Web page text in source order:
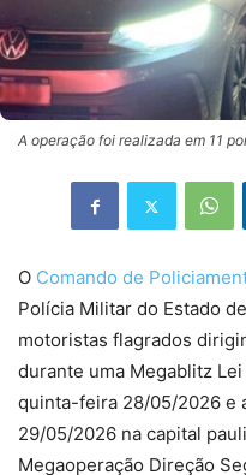
A operação foi realizada em 11
O Comando de
Polícia Militar do Estado
motoristas flagrados
durante uma Megablitz
quinta-feira 28/05/2026 e
29/05/2026 na capital
Megaoperação Direção